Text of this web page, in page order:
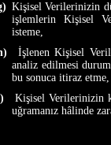
Kişisel Verilerinizin
işlemlerin Kişisel
isteme,
İşlenen Kişisel
analiz edilmesi
bu sonuca itiraz etme,
Kişisel Verilerinizin
uğramanız hâlinde